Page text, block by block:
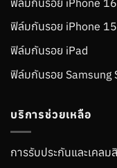
ฟิล์มกันรอย iPhone
ฟิล์มกันรอย iPad
ฟิล์มกันรอย Samsung
บริการช่วยเหลือ
การรับประกันและเคลม